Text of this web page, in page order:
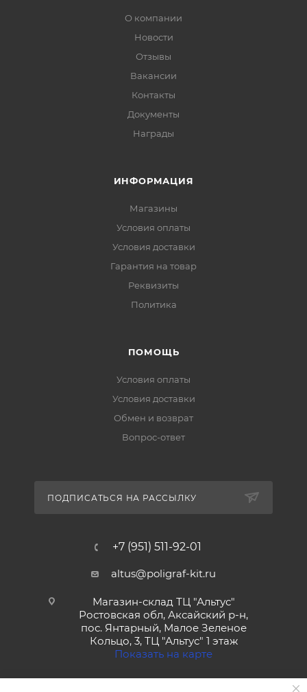
О компании
Новости
Отзывы
Вакансии
Контакты
Документы
Награды
ИНФОРМАЦИЯ
Магазины
Условия оплаты
Условия доставки
Гарантия на товар
Реквизиты
Политика
ПОМОЩЬ
Условия оплаты
Условия доставки
Обмен и возврат
Вопрос-ответ
ПОДПИСАТЬСЯ НА РАССЫЛКУ
+7 (951) 511-92-01
altus@poligraf-kit.ru
Магазин-склад ТЦ "Альтус"
Ростовская обл, Аксайский р-н,
пос. Янтарный, Малое Зеленое
Кольцо, 3, ТЦ "Альтус" 1 этаж
Показать на карте